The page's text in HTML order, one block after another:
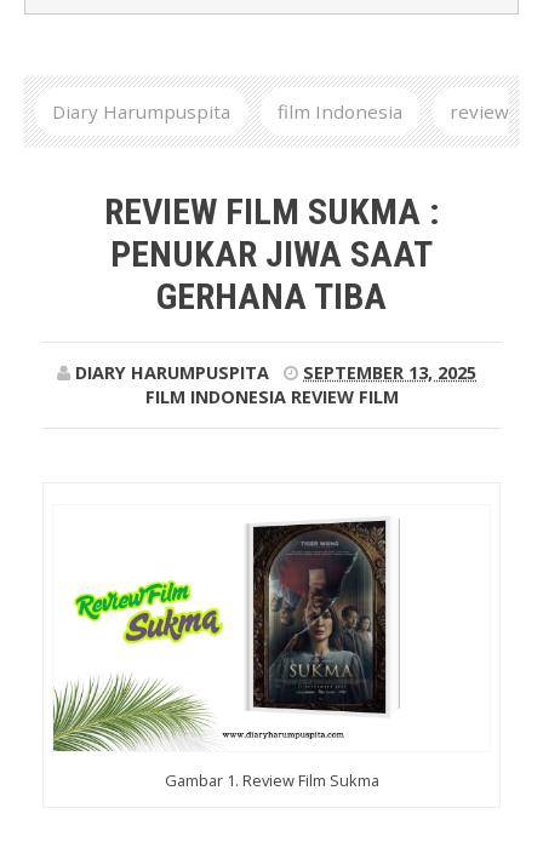
Diary Harumpuspita film Indonesia review
REVIEW FILM SUKMA :
PENUKAR JIWA SAAT
GERHANA TIBA
DIARY HARUMPUSPITA
SEPTEMBER 13, 2025
FILM INDONESIA REVIEW FILM
Gambar 1. Review Film Sukma